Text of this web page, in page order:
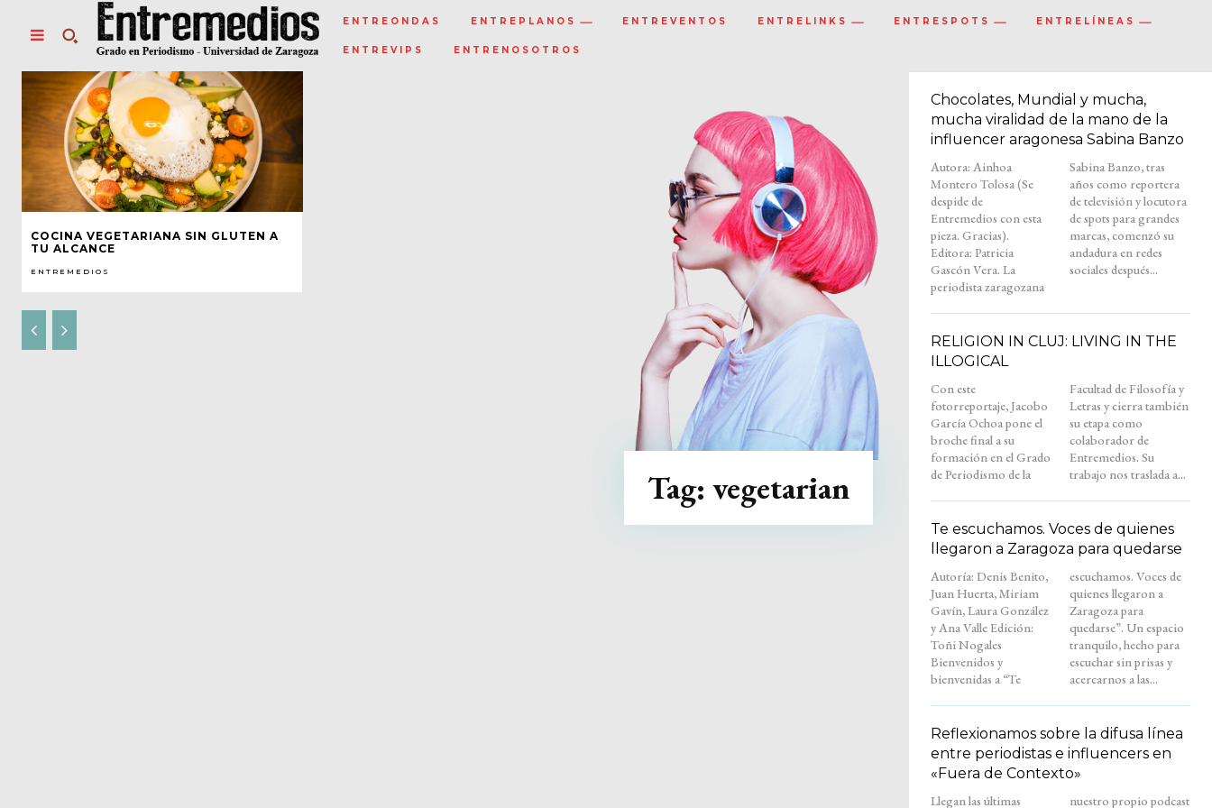
ENTREONDAS ENTREPLANOS ENTREVENTOS ENTRELINKS ENTRESPOTS ENTRELÍNEAS
ENTREVIPS ENTRENOSOTROS
COCINA VEGETARIANA SIN GLUTEN A
TU ALCANCE
ENTREMEDIOS
Tag: vegetarian
Chocolates, Mundial y mucha,
mucha viralidad de la mano de la
influencer aragonesa Sabina Banzo
Autora: Ainhoa
Montero Tolosa (Se
despide de
Entremedios con esta
pieza. Gracias).
Editora: Patricia
Gascón Vera. La
periodista zaragozana
Sabina Banzo, tras
años como reportera
de televisión y locutora
de spots para grandes
marcas, comenzó su
andadura en redes
sociales después...
RELIGION IN CLUJ: LIVING IN THE
ILLOGICAL
Con este
fotorreportaje, Jacobo
García Ochoa pone el
broche final a su
formación en el Grado
de Periodismo de la
Facultad de Filosofía y
Letras y cierra también
su etapa como
colaborador de
Entremedios. Su
trabajo nos traslada a...
Te escuchamos. Voces de quienes
llegaron a Zaragoza para quedarse
Autoría: Denis Benito,
Juan Huerta, Miriam
Gavín, Laura González
y Ana Valle Edición:
Toñi Nogales
Bienvenidos y
bienvenidas a “Te
escuchamos. Voces de
quienes llegaron a
Zaragoza para
quedarse”. Un espacio
tranquilo, hecho para
escuchar sin prisas y
acercarnos a las...
Reflexionamos sobre la difusa línea
entre periodistas e influencers en
«Fuera de Contexto»
Llegan las últimas
nuestro propio podcast